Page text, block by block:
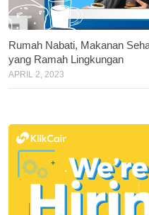
Rumah Nabati, Makanan
yang Ramah Lingkungan
APRIL 2, 2023